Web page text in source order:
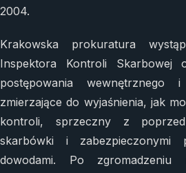
2004.
Krakowska prokuratura
Inspektora Kontroli Skarbowej
postępowania wewnętrznego i
zmierzające do wyjaśnienia, jak
kontroli, sprzeczny z
skarbówki i zabezpieczonymi
dowodami. Po zgromadzeniu